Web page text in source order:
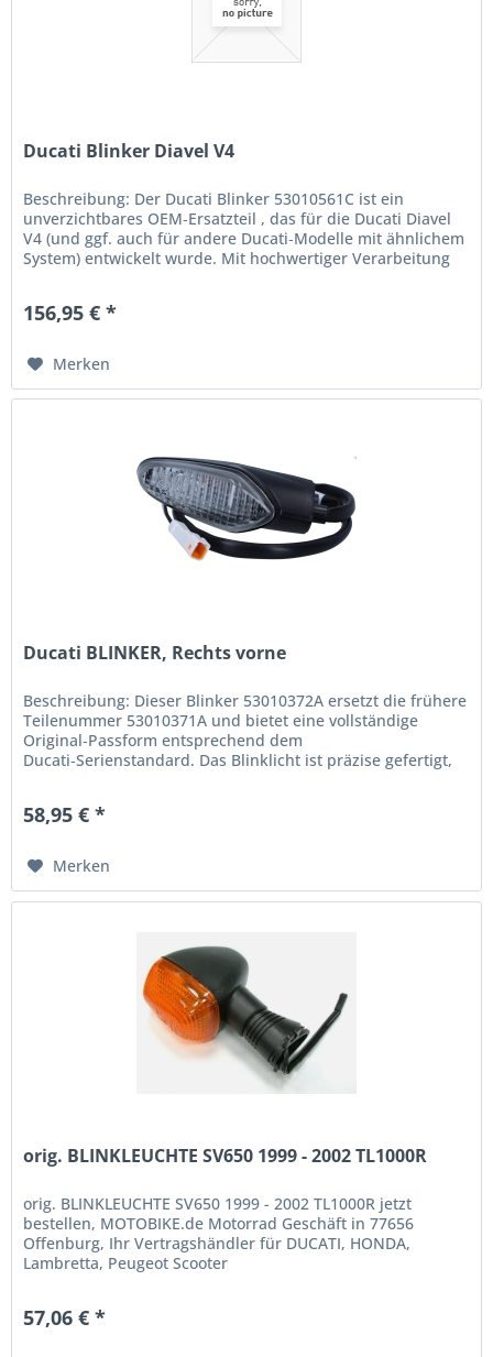
Ducati Blinker Diavel V4
Beschreibung: Der Ducati Blinker 53010561C ist ein
unverzichtbares OEM‑Ersatzteil , das für die Ducati Diavel
V4 (und ggf. auch für andere Ducati‑Modelle mit ähnlichem
System) entwickelt wurde. Mit hochwertiger Verarbeitung
156,95 € *
Merken
Ducati BLINKER, Rechts vorne
Beschreibung: Dieser Blinker 53010372A ersetzt die frühere
Teilenummer 53010371A und bietet eine vollständige
Original‑Passform entsprechend dem
Ducati‑Serienstandard. Das Blinklicht ist präzise gefertigt,
58,95 € *
Merken
orig. BLINKLEUCHTE SV650 1999 - 2002 TL1000R
orig. BLINKLEUCHTE SV650 1999 - 2002 TL1000R jetzt
bestellen, MOTOBIKE.de Motorrad Geschäft in 77656
Offenburg, Ihr Vertragshändler für DUCATI, HONDA,
Lambretta, Peugeot Scooter
57,06 € *